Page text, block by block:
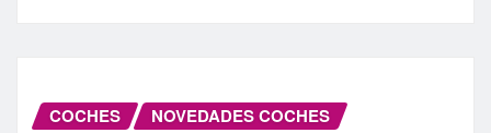
COCHES
NOVEDADES COCHES